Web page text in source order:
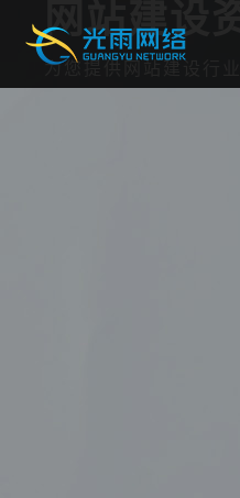
网站建设
为您提供网站建设行